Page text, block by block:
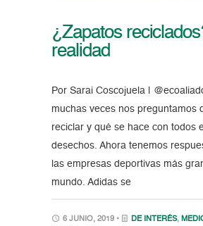
¿Zapatos
realidad
Por Sarai Coscojuela |
muchas veces nos preguntamos
reciclar y qué se hace con todos
desechos. Ahora tenemos
las empresas deportivas más
mundo. Adidas se
6 JUNIO, 2019 • DE INTERÉS,